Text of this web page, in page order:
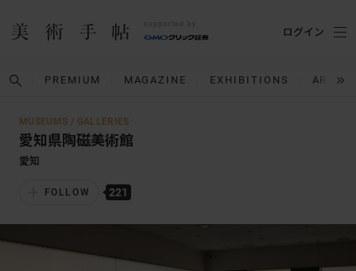
PREMIUM MAGAZINE EXHIBITIONS
ログイン
MUSEUMS / GALLERIES
愛知県陶磁美術館
愛知
FOLLOW 221